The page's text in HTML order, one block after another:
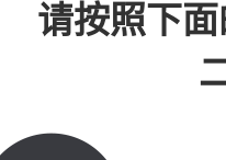
请按照下